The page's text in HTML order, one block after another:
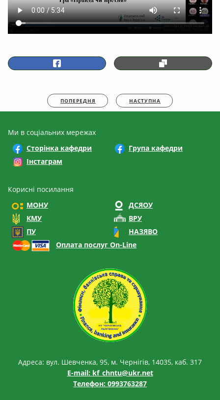
ПОПЕРЕДНЯ НАСТУПНА
Ми в соціальних мережах
Сторінка кафедри
Група кафедри
Інстаграм
Корисні посилання
МОНУ
ДСЯОУ
КМУ
ВРУ
ПУ
НАЗЯВО
Оплата послуг On-Line
Адреса: вул. Шевченка, 95, м. Чернігів, 14035, каб. 317
E-mail: kf_chntu@ukr.net
Телефон: 0993763287